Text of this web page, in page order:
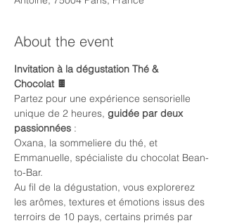
About the event
Invitation à la dégustation Thé &
Chocolat 🍫
Partez pour une expérience sensorielle
unique de 2 heures, guidée par deux
passionnées :
Oxana, la sommeliere du thé, et
Emmanuelle, spécialiste du chocolat Bean-
to-Bar.
Au fil de la dégustation, vous explorerez
les arômes, textures et émotions issus des
terroirs de 10 pays, certains primés par